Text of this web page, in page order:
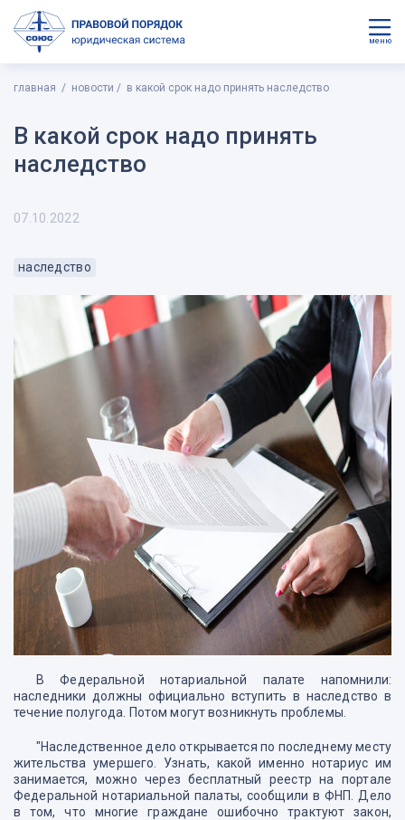
меню
главная новости в какой срок надо принять наследство
В какой срок надо принять
наследство
07.10.2022
наследство
В Федеральной нотариальной палате напомнили:
наследники должны официально вступить в наследство в
течение полугода. Потом могут возникнуть проблемы.
"Наследственное дело открывается по последнему месту
жительства умершего. Узнать, какой именно нотариус им
занимается, можно через бесплатный реестр на портале
Федеральной нотариальной палаты, сообщили в ФНП. Дело
в том, что многие граждане ошибочно трактуют закон,